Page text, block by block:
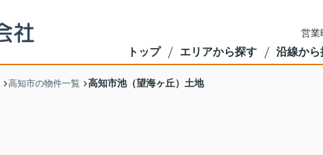
営
トップ エリアから探す 沿線から
高知市の物件一覧 高知市池（望海ヶ丘）土地